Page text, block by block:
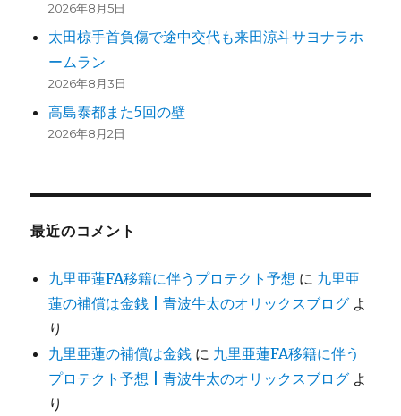
2026年8月5日
太田椋手首負傷で途中交代も来田涼斗サヨナラホ
ームラン
2026年8月3日
高島泰都また5回の壁
2026年8月2日
最近のコメント
九里亜蓮FA移籍に伴うプロテクト予想 に 九里亜
蓮の補償は金銭 | 青波牛太のオリックスブログ よ
り
九里亜蓮の補償は金銭 に 九里亜蓮FA移籍に伴う
プロテクト予想 | 青波牛太のオリックスブログ よ
り